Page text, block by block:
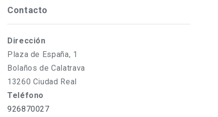
Contacto
Dirección
Plaza de España, 1
Bolaños de Calatrava
13260 Ciudad Real
Teléfono
926870027